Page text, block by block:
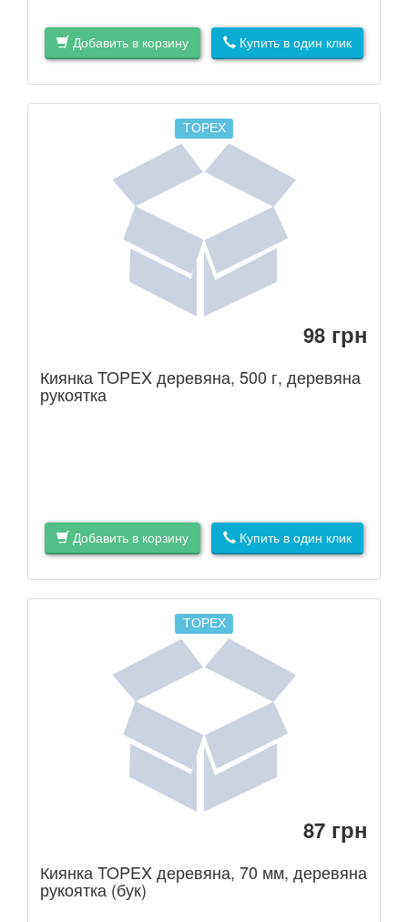
Добавить в корзину Купить в один клик
TOPEX
98 грн
Киянка TOPEX деревяна, 500 г, деревяна
рукоятка
Добавить в корзину Купить в один клик
TOPEX
87 грн
Киянка TOPEX деревяна, 70 мм, деревяна
рукоятка (бук)